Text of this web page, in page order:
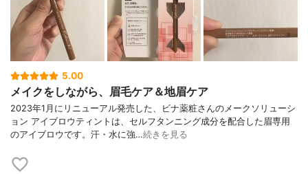
5.00
メイクをしながら、眉毛ケア＆地眉ケア
2023年1月にリニューアル発売した、ビナ薬粧さんのメークソリューシ
ョン アイブロウティントは、セルフタンニング成分を配合した眉専用
のアイブロウです。汗・水に強…続きを見る